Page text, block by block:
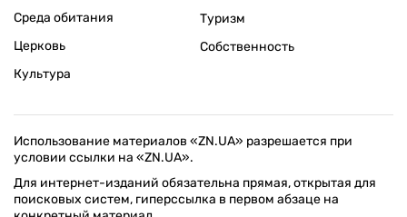
Среда обитания
Церковь
Культура
Туризм
Собственность
Использование материалов «ZN.UA» разрешается при
условии ссылки на «ZN.UA».
Для интернет-изданий обязательна прямая, открытая для
поисковых систем, гиперссылка в первом абзаце на